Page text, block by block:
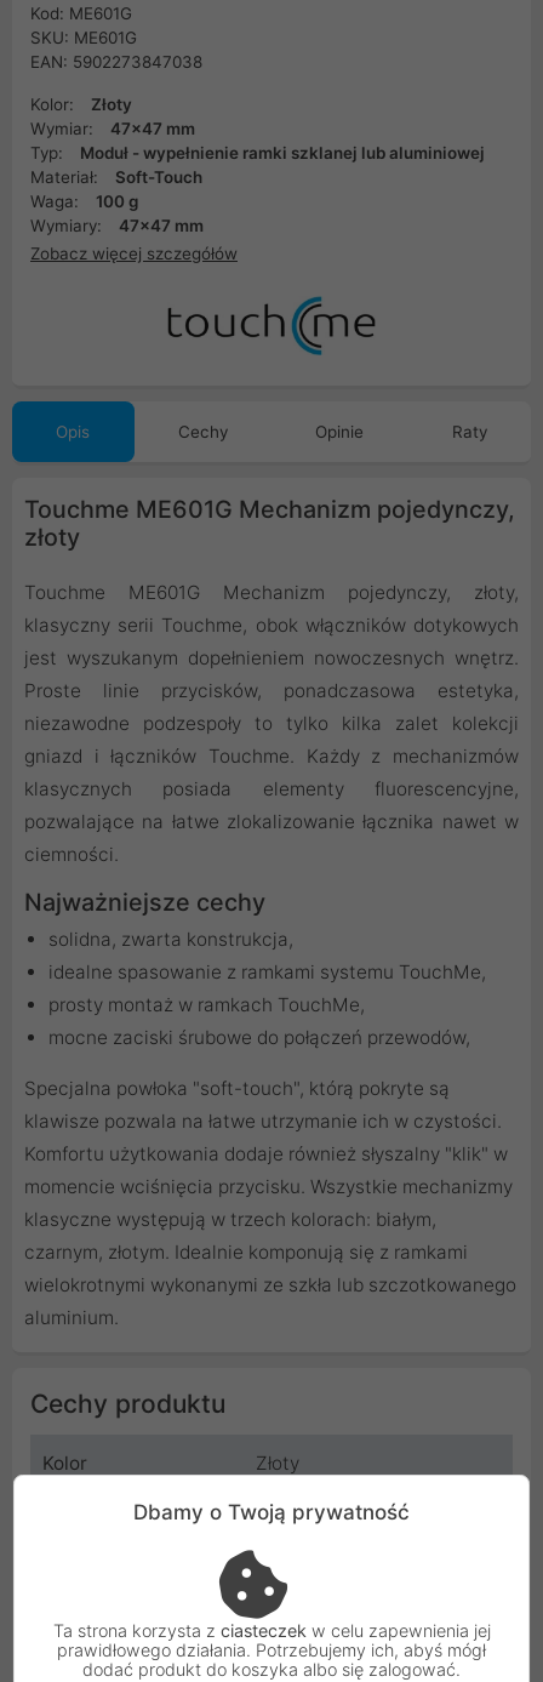
Kod: ME601G
SKU: ME601G
EAN: 5902273847038
Kolor:
Złoty
Wymiar:
47x47 mm
Typ:
Moduł - wypełnienie ramki szklanej lub aluminiowej
Materiał:
Soft-Touch
Waga:
100 g
Wymiary:
47x47 mm
Zobacz więcej szczegółów
Opis Cechy Opinie Raty
Touchme ME601G Mechanizm pojedynczy,
złoty
Touchme ME601G Mechanizm pojedynczy, złoty,
klasyczny serii Touchme, obok włączników dotykowych
jest wyszukanym dopełnieniem nowoczesnych wnętrz.
Proste linie przycisków, ponadczasowa estetyka,
niezawodne podzespoły to tylko kilka zalet kolekcji
gniazd i łączników Touchme. Każdy z mechanizmów
klasycznych posiada elementy fluorescencyjne,
pozwalające na łatwe zlokalizowanie łącznika nawet w
ciemności.
Najważniejsze cechy
solidna, zwarta konstrukcja,
idealne spasowanie z ramkami systemu TouchMe,
prosty montaż w ramkach TouchMe,
mocne zaciski śrubowe do połączeń przewodów,
Specjalna powłoka "soft-touch", którą pokryte są
klawisze pozwala na łatwe utrzymanie ich w czystości.
Komfortu użytkowania dodaje również słyszalny "klik" w
momencie wciśnięcia przycisku. Wszystkie mechanizmy
klasyczne występują w trzech kolorach: białym,
czarnym, złotym. Idealnie komponują się z ramkami
wielokrotnymi wykonanymi ze szkła lub szczotkowanego
aluminium.
Cechy produktu
Kolor Złoty
47x47 mm
Moduł - wypełnienie ramki
szklanej lub aluminiowej
Materiał Soft-Touch
Dbamy o Twoją prywatność
Ta strona korzysta z ciasteczek w celu zapewnienia jej
prawidłowego działania. Potrzebujemy ich, abyś mógł
dodać produkt do koszyka albo się zalogować.